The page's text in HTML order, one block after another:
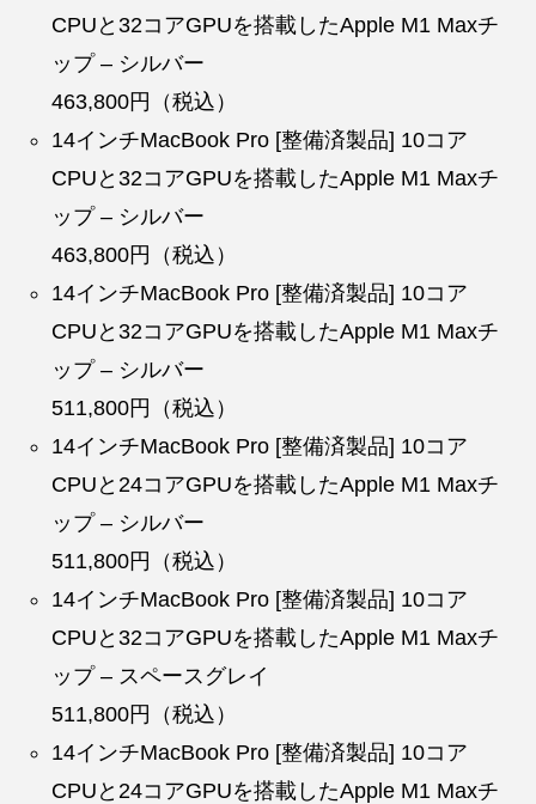
CPUと32コアGPUを搭載したApple M1 Maxチ
ップ – シルバー
463,800円（税込）
14インチMacBook Pro [整備済製品] 10コア
CPUと32コアGPUを搭載したApple M1 Maxチ
ップ – シルバー
463,800円（税込）
14インチMacBook Pro [整備済製品] 10コア
CPUと32コアGPUを搭載したApple M1 Maxチ
ップ – シルバー
511,800円（税込）
14インチMacBook Pro [整備済製品] 10コア
CPUと24コアGPUを搭載したApple M1 Maxチ
ップ – シルバー
511,800円（税込）
14インチMacBook Pro [整備済製品] 10コア
CPUと32コアGPUを搭載したApple M1 Maxチ
ップ – スペースグレイ
511,800円（税込）
14インチMacBook Pro [整備済製品] 10コア
CPUと24コアGPUを搭載したApple M1 Maxチ